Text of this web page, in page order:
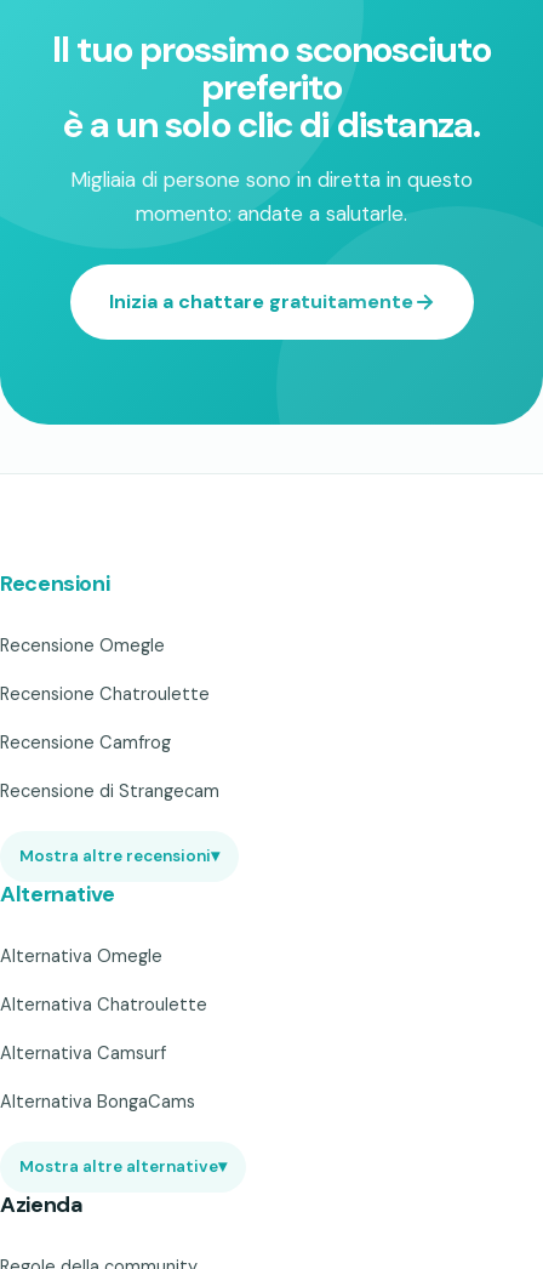
Il tuo prossimo sconosciuto
preferito
è a un solo clic di distanza.
Migliaia di persone sono in diretta in questo
momento: andate a salutarle.
Inizia a chattare gratuitamente
Recensioni
Recensione Omegle
Recensione Chatroulette
Recensione Camfrog
Recensione di Strangecam
Mostra altre recensioni▾
Alternative
Alternativa Omegle
Alternativa Chatroulette
Alternativa Camsurf
Alternativa BongaCams
Mostra altre alternative▾
Azienda